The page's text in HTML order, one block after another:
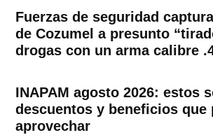
Fuerzas de seguridad
de Cozumel a presunto
drogas con un arma calibre
INAPAM agosto 2026: estos
descuentos y beneficios que
aprovechar